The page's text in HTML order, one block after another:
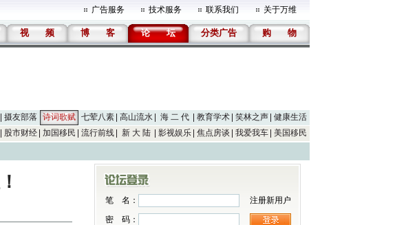
广告服务 技术服务 联系我们 关于万维
视 频 博 客 论 坛 分类广告 购 物
摄友部落 诗词歌赋 七荤八素 高山流水 海 二 代 教育学术 笑林之声
健康生活
股市财经 加国移民 流行前线 新 大 陆 影视娱乐 焦点房谈 我爱我车 美国移民
笔 名：
注册新用户
密 码：